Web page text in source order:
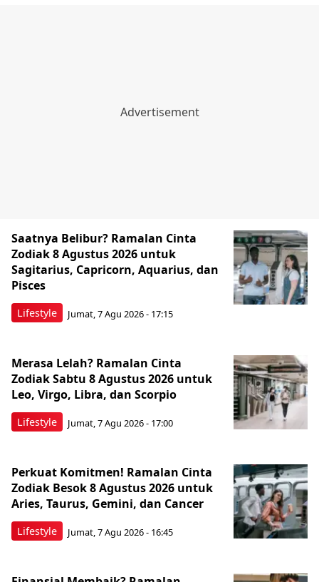
Lifestyle
Saatnya Belibur? Ramalan Cinta
Zodiak 8 Agustus 2026 untuk
Sagitarius, Capricorn, Aquarius, dan
Pisces
Jumat, 7 Agu 2026 - 17:15
Lifestyle
Merasa Lelah? Ramalan Cinta
Zodiak Sabtu 8 Agustus 2026 untuk
Leo, Virgo, Libra, dan Scorpio
Jumat, 7 Agu 2026 - 17:00
Lifestyle
Perkuat Komitmen! Ramalan Cinta
Zodiak Besok 8 Agustus 2026 untuk
Aries, Taurus, Gemini, dan Cancer
Jumat, 7 Agu 2026 - 16:45